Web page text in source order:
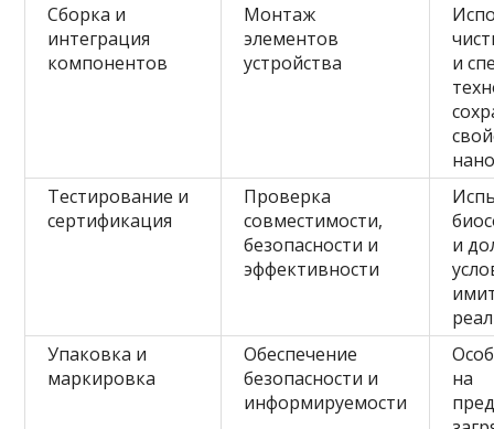
Сборка и
интеграция
компонентов
Монтаж
элементов
устройства
и
Тестирование и
сертификация
Проверка
совместимости,
безопасности и
эффективности
и
Упаковка и
маркировка
Обеспечение
безопасности и
информируемости
на